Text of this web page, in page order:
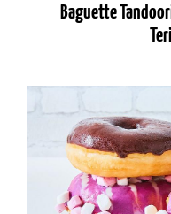
Baguette